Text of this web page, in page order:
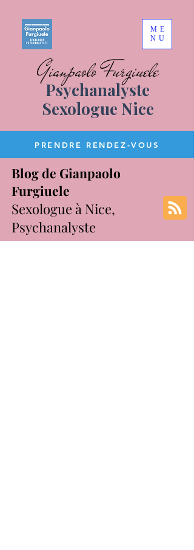
Gianpaolo Furgiuele
Psychanalyste
Sexologue Nice
PRENDRE RENDEZ-VOUS
ME
NU
Blog de Gianpaolo
Furgiuele
Sexologue à Nice,
Psychanalyste